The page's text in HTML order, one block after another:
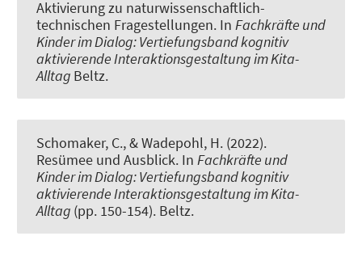
Aktivierung zu naturwissenschaftlich-
technischen Fragestellungen. In Fachkräfte und
Kinder im Dialog: Vertiefungsband kognitiv
aktivierende Interaktionsgestaltung im Kita-
Alltag Beltz.
Schomaker, C., & Wadepohl, H. (2022).
Resümee und Ausblick. In Fachkräfte und
Kinder im Dialog: Vertiefungsband kognitiv
aktivierende Interaktionsgestaltung im Kita-
Alltag (pp. 150-154). Beltz.